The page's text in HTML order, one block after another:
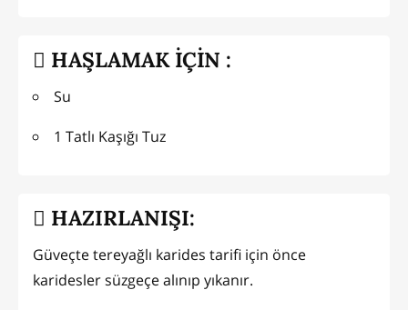
HAŞLAMAK İÇİN :
Su
1 Tatlı Kaşığı Tuz
HAZIRLANIŞI:
Güveçte tereyağlı karides tarifi için önce
karidesler süzgeçe alınıp yıkanır.